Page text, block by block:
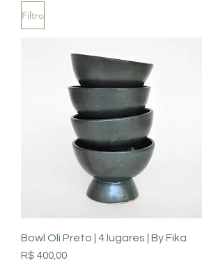
Filtro
Bowl Oli Preto | 4 lugares | By Fika
Preço
R$ 400,00